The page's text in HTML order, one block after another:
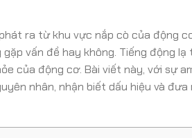
ra từ khu vực nắp cò của động
vấn đề hay không. Tiếng động
của động cơ. Bài viết này, với sự
nhân, nhận biết dấu hiệu và đưa